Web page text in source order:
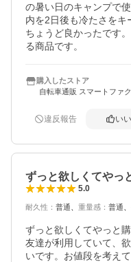
の暑い日のキャンプで
内を2日後も冷たさをキ
ちょうど良かったです
る商品です。
購入したストア
自転車通販 スマートファ
違反報告 い
ずっと欲しくてやっ
5.0
耐久性 ： 普通 重量感 ： 普通
ずっと欲しくてやっと購
友達が利用していて、
いです。お値段を考え